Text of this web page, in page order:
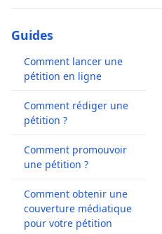
Guides
Comment lancer une
pétition en ligne
Comment rédiger une
pétition ?
Comment promouvoir
une pétition ?
Comment obtenir une
couverture médiatique
pour votre pétition